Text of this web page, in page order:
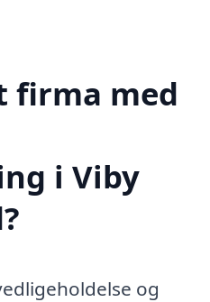
firma med
i Viby
og